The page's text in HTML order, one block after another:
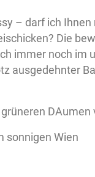
– darf ich
Die
immer noch im
ausgedehnter
DAumen
sonnigen Wien